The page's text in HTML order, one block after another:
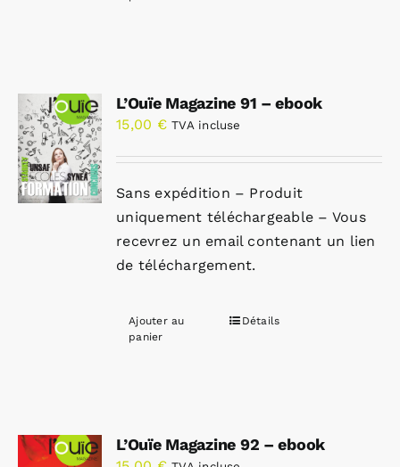
L’Ouïe Magazine 91 – ebook
15,00 € TVA incluse
Sans expédition – Produit
uniquement téléchargeable – Vous
recevrez un email contenant un lien
de téléchargement.
Ajouter au
panier
Détails
L’Ouïe Magazine 92 – ebook